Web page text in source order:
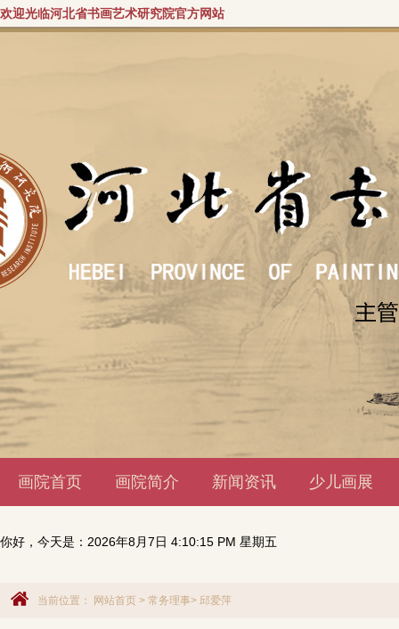
欢迎光临河北省书画艺术研究院官方网站
画院首页 画院简介 新闻资讯 少儿画展
你好，今天是： 2026年8月7日 4:10:16 PM 星期五
当前位置： 网站首页 > 常务理事> 邱爱萍